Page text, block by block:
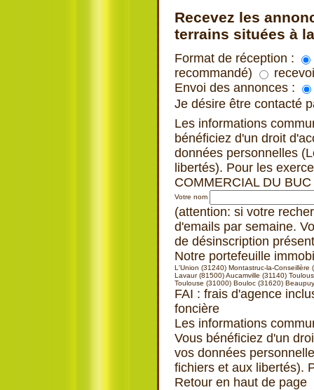
Recevez les
terrains situées à
Format de réception :
recommandé)
Envoi des annonces :
Je désire être contacté
Les informations
bénéficiez d'un droit
données personnelles
libertés). Pour les
COMMERCIAL DU
Votre nom
(attention: si votre
d'emails par semaine.
de désinscription
Notre portefeuille
L'Union (31240) Montastruc-la-Conseillère
Lavaur (81500)Aucamville (31140)
Toulouse (31000) Bouloc (31620)
FAI : frais d'agence
foncière
Les informations
Vous bénéficiez d'un
vos données
fichiers et aux libertés).
Retour en haut de page